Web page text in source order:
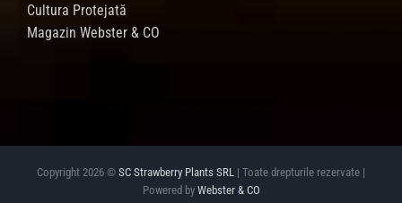
Cultura Protejată
Magazin Webster & CO
Copyright 2026 © SC Strawberry Plants SRL | Toate drepturile rezervate |
Powered by Webster & CO